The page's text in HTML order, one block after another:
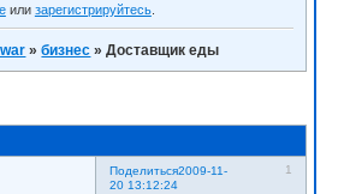
или зарегистрируйтесь.
»бизнес »Доставщик еды
Поделиться 1
2009-11-
20 13:12:24